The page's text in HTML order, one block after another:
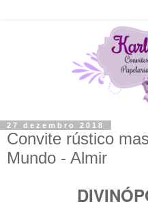
27 dezembro 2018
Convite rústico
Mundo - Almir